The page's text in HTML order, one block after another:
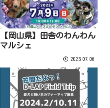
【岡山県】田舎のわんわん
マルシェ
2023.07.06